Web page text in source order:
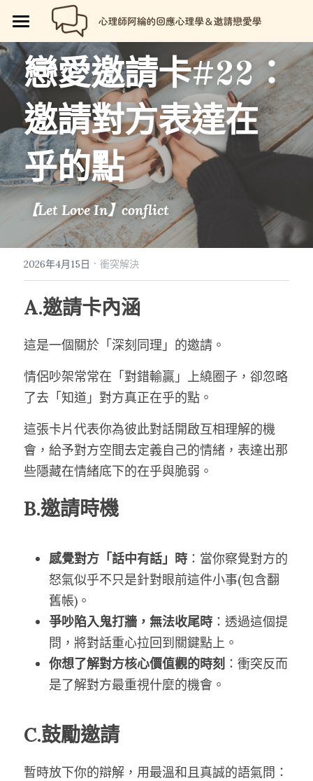
🏡首頁
回應心理學
回應心理學
🤲累積（Accumulate）
💼【就享知】職場專欄
好人卡計畫
🏷️好人卡「給予祝福」
🏕️好人卡店家
邀請戀愛學
邀請戀愛學
😍性愛玩樂
😄親密連結
😡衝突解決
😘恆溫日常
💔總是愛錯人【專欄】
💖讓操控失效【專欄】
🥹戀愛裡的眼淚【專欄】
📑Love Notes
品牌流程設計
💡品牌流程設計
🖥️7天網站架設
📝SEO文章服務
📊作品集
關於我
😱我是阿綸
📚阿綸的書單
📝所有文章
💸Portaly分站
🎁就愛免費
戀愛邀請卡#22：
邀請對方表達在
乎的點
【Let Love In】conflict
2026年4月15日 · 衝突解決
A.邀請卡內涵
這是一個關於「深刻同理」的邀請。
情侶吵架常常在「對錯輸贏」上繞圈子，卻忽略
了去「知道」對方真正在乎的點。
這張卡片代表你為彼此對話開啟互相理解的機
會，給予對方空間去定義自己的情緒，表達出那
些隱藏在情緒底下的在乎與脆弱。
B.邀請時機
感覺對方「話中有話」時 ：當你察覺對方的
怒氣似乎不只是針對眼前這件小事(包含翻
舊帳)。
爭吵陷入鬼打牆，無法收尾時 ：透過這個提
問，將對話重心拉回到關鍵點上。
你想了解對方核心價值觀的時刻 ：衝突反而
是了解對方最重視什麼的機會。
C.鼓勵邀請
暫時放下你的辯解，用最溫和且真誠的語氣問：